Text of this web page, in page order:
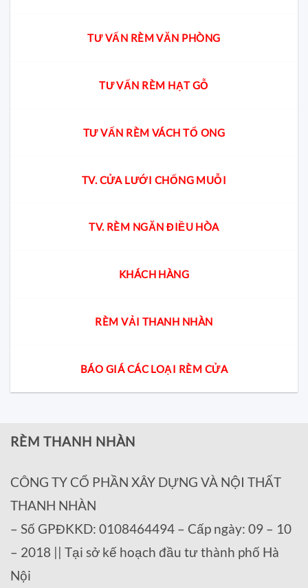
TƯ VẤN RÈM VĂN PHÒNG
TƯ VẤN RÈM HẠT GỖ
TƯ VẤN RÈM VÁCH TỔ ONG
TV. CỬA LƯỚI CHỐNG MUỖI
TV. RÈM NGĂN ĐIỀU HÒA
KHÁCH HÀNG
RÈM VẢI THANH NHÀN
BÁO GIÁ CÁC LOẠI RÈM CỬA
RÈM THANH NHÀN
CÔNG TY CỔ PHẦN XÂY DỰNG VÀ NỘI THẤT
THANH NHÀN
– Số GPĐKKD: 0108464494 – Cấp ngày: 09 – 10
– 2018 || Tại sở kế hoạch đầu tư thành phố Hà
Nội